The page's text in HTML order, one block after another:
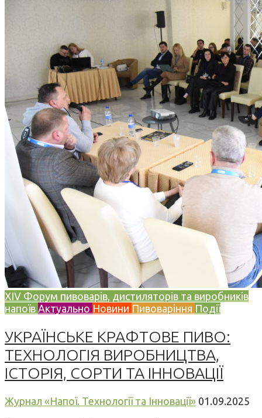
XIV Форум пивоварів, дистиляторів та виробників
напоїв Актуально Новини Пивоваріння Події
УКРАЇНСЬКЕ КРАФТОВЕ ПИВО:
ТЕХНОЛОГІЯ ВИРОБНИЦТВА,
ІСТОРІЯ, СОРТИ ТА ІННОВАЦІЇ
Журнал «Напої. Технології та Інновації» 01.09.2025